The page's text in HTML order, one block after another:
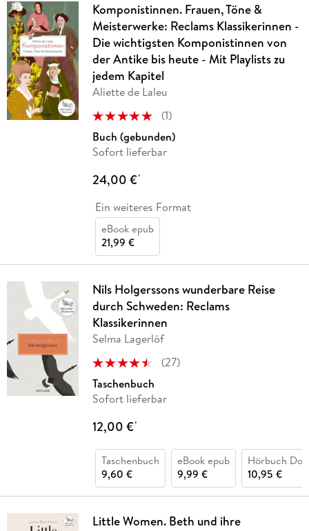
Komponistinnen. Frauen, Töne &
Meisterwerke: Reclams Klassikerinnen -
Die wichtigsten Komponistinnen von
der Antike bis heute - Mit Playlists zu
jedem Kapitel
Aliette de Laleu
(1)
Buch (gebunden)
Sofort lieferbar
24,00 €*
Ein weiteres Format
eBook epub
21,99 €
Nils Holgerssons wunderbare Reise
durch Schweden: Reclams
Klassikerinnen
Selma Lagerlöf
(27)
Taschenbuch
Sofort lieferbar
12,00 €*
Taschenbuch
9,60 €
eBook epub
9,99 €
Hörbuch
10,95 €
Little Women. Beth und ihre